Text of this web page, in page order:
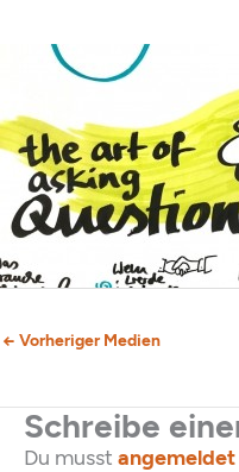
← Vorheriger Medien
Schreibe
Du musst angemeldet